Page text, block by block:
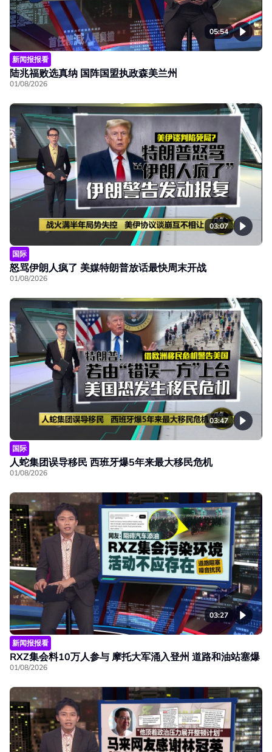
05:54
新闻报报看
陆兆福败选真纳 国阵国盟执政森美兰州
01/08/2026
03:07
国际
怒骂伊朗人疯了 美媒特朗普放话最快周末开战
01/08/2026
03:47
国际
人蛇集团误导移民 西班牙爆5年来最大移民危机
01/08/2026
03:27
新闻报报看
RXZ集会料10万人参与 摩托大军涌入登州 道路和油站塞爆
01/08/2026